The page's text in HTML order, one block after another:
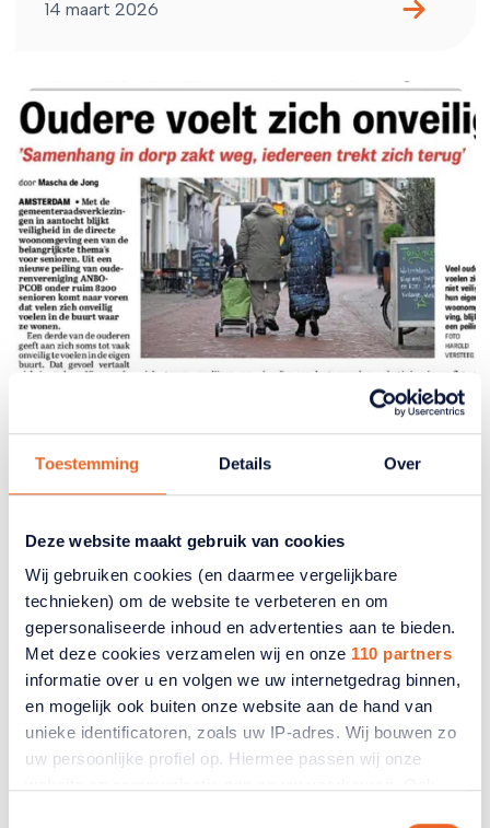
Toestemming Details Over
Deze website maakt gebruik van cookies
Wij gebruiken cookies (en daarmee vergelijkbare
technieken) om de website te verbeteren en om
gepersonaliseerde inhoud en advertenties aan te bieden.
Met deze cookies verzamelen wij en onze 110 partners
informatie over u en volgen we uw internetgedrag binnen,
en mogelijk ook buiten onze website aan de hand van
unieke identificatoren, zoals uw IP-adres. Wij bouwen zo
uw persoonlijke profiel op. Hiermee passen wij onze
14 maart 2026
De Telegraaf na onderzoek
in de steek gelaten'
Dagblad De Telegraaf spreekt twee senioren die
zich niet altijd veilig voelen in hun eigen buurt. Dit
naar aanleiding van een onderzoek van ANBO-
PCOB.
12 maart 2026